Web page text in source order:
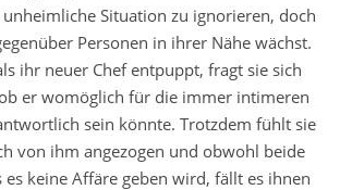
Situation zu ignorieren, doch
Personen in ihrer Nähe wächst.
ihr neuer Chef entpuppt, fragt sie sich
er womöglich für die immer intimeren
sein könnte. Trotzdem fühlt sie
von ihm angezogen und obwohl beide
es keine Affäre geben wird, fällt es ihnen